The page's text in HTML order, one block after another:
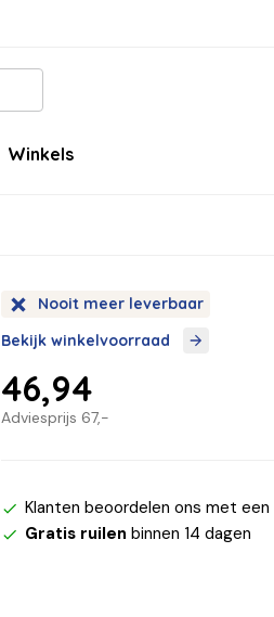
Winkels
Nooit meer leverbaar
Bekijk winkelvoorraad
Adviesprijs 67,-
46,94
Klanten beoordelen ons met een
Gratis ruilen binnen 14 dagen